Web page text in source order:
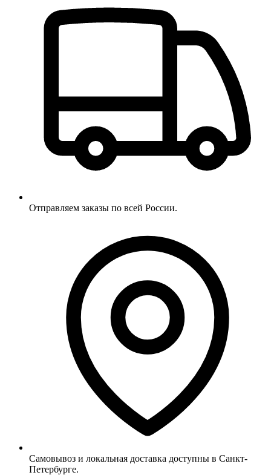
Отправляем заказы по всей России.
Самовывоз и локальная доставка доступны в Санкт-
Петербурге.